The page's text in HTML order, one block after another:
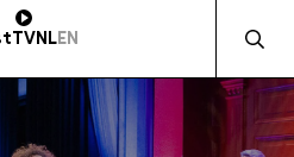
TVNLEN